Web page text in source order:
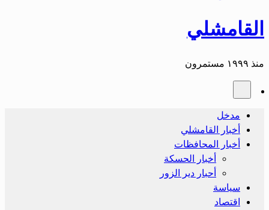
القامشلي
منذ ١٩٩٩ مستمرون
مدخل
أخبار القامشلي
أخبار المحافظات
أخبار الحسكة
أحبار دير الزور
سياسة
اقتصاد